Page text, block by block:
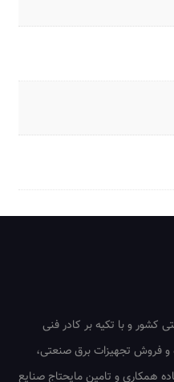
کشور و با تکیه بر کادر فنی
و فروش تجهیزات برق صنعتی،
همکاری و تامین مایحتاج صنایع